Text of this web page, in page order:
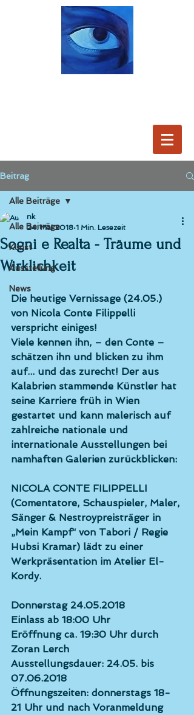
Beitrag
Alle Beiträge
Kunst
Ausstellung
News
Alle Beiträge
Sogni e Realta - Träume und
Wirklichkeit
nk
24. Mai 2018 1 Min. Lesezeit
Die heutige Vernissage (24.05.)
von Nicola Conte Filippelli
verspricht einiges!
Viele kennen ihn, – den Conte –
schätzen ihn und blicken zu ihm
auf... und das zurecht! Der aus
Kalabrien stammende Künstler hat
seine Karriere früh in Wien
gestartet und kann malerisch auf
zahlreiche nationale und
internationale Ausstellungen bei
namhaften Galerien zurückblicken:
NICOLA CONTE FILIPPELLI
(Comentatore, Schauspieler, Maler,
Sänger & Nestroypreisträger in
„Mein Kampf“ von Tabori / Regie
Hubsi Kramar) lädt zu einer
Werkpräsentation im Atelier El-
Kordy.
Donnerstag 24.05.2018
Einlass ab 18:00 Uhr
Eröffnung ca. 19:30 Uhr durch
Zoran Lerch
Ausstellungsdauer: 24.05. bis
07.06.2018
Öffnungszeiten: donnerstags 18-
21 Uhr und nach Voranmeldung